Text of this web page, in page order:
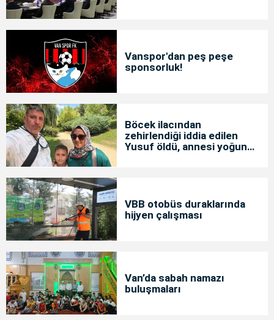
Vanspor'dan peş peşe
sponsorluk!
Böcek ilacından
zehirlendiği iddia edilen
Yusuf öldü, annesi yoğun
VBB otobüs duraklarında
hijyen çalışması
Van’da sabah namazı
buluşmaları